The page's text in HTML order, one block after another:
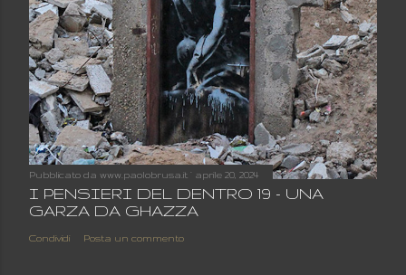
Pubblicato da www.paolobrusa.it aprile 20, 2024
I PENSIERI DEL DENTRO 19 - UNA
GARZA DA GHAZZA
Condividi Posta un commento